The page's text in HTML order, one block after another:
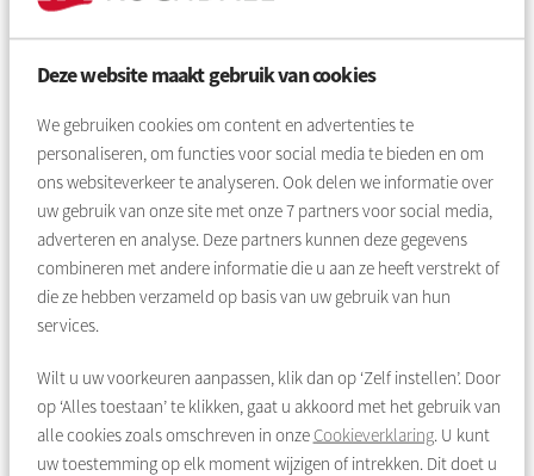
Deze website maakt gebruik van cookies
We gebruiken cookies om content en advertenties te
personaliseren, om functies voor social media te bieden en om
ons websiteverkeer te analyseren. Ook delen we informatie over
uw gebruik van onze site met onze7 partners voor social media,
adverteren en analyse. Deze partners kunnen deze gegevens
combineren met andere informatie die u aan ze heeft verstrekt of
die ze hebben verzameld op basis van uw gebruik van hun
services.
Wilt u uw voorkeuren aanpassen, klik dan op ‘Zelf instellen’. Door
op ‘Alles toestaan’ te klikken, gaat u akkoord met het gebruik van
alle cookies zoals omschreven in onze Cookieverklaring. U kunt
uw toestemming op elk moment wijzigen of intrekken. Dit doet u